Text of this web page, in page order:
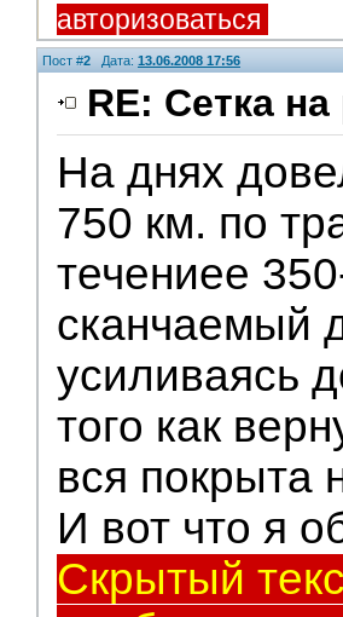
авторизоваться
Пост #2 Дата: 13.06.2008 17:56
RE: Сетка
На днях
750 км. по
течениее
сканчаемый
усиливаясь
того как
вся покрыта
И вот что я
Скрытый